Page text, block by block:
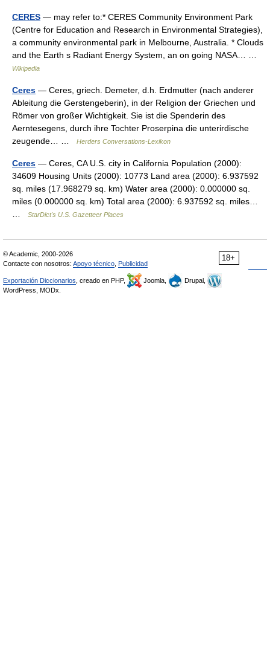
CERES — may refer to:* CERES Community Environment Park
(Centre for Education and Research in Environmental Strategies),
a community environmental park in Melbourne, Australia. * Clouds
and the Earth s Radiant Energy System, an on going NASA… …
Wikipedia
Ceres — Ceres, griech. Demeter, d.h. Erdmutter (nach anderer
Ableitung die Gerstengeberin), in der Religion der Griechen und
Römer von großer Wichtigkeit. Sie ist die Spenderin des
Aerntesegens, durch ihre Tochter Proserpina die unterirdische
zeugende… …
Herders Conversations-Lexikon
Ceres — Ceres, CA U.S. city in California Population (2000):
34609 Housing Units (2000): 10773 Land area (2000): 6.937592
sq. miles (17.968279 sq. km) Water area (2000): 0.000000 sq.
miles (0.000000 sq. km) Total area (2000): 6.937592 sq. miles…
StarDict's U.S. Gazetteer Places
18+
© Academic, 2000-2026
Contacte con nosotros: Apoyo técnico Publicidad
Exportación Diccionarios , creado en PHP, Joomla,
Drupal,
WordPress, MODx.